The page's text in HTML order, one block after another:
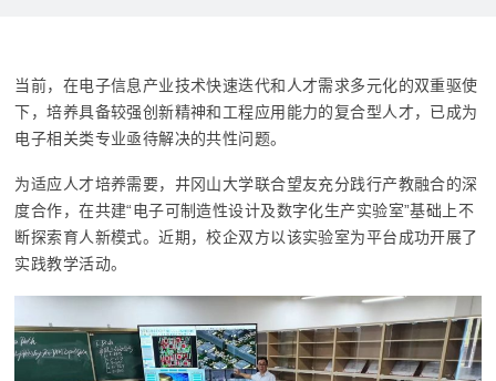
当前，在电子信息产业技术快速迭代和人才需求多元化的双重驱使
下，培养具备较强创新精神和工程应用能力的复合型人才，已成为
电子相关类专业亟待解决的共性问题。
为适应人才培养需要，井冈山大学联合望友充分践行产教融合的深
度合作，在共建“电子可制造性设计及数字化生产实验室”基础上不
断探索育人新模式。近期，校企双方以该实验室为平台成功开展了
实践教学活动。